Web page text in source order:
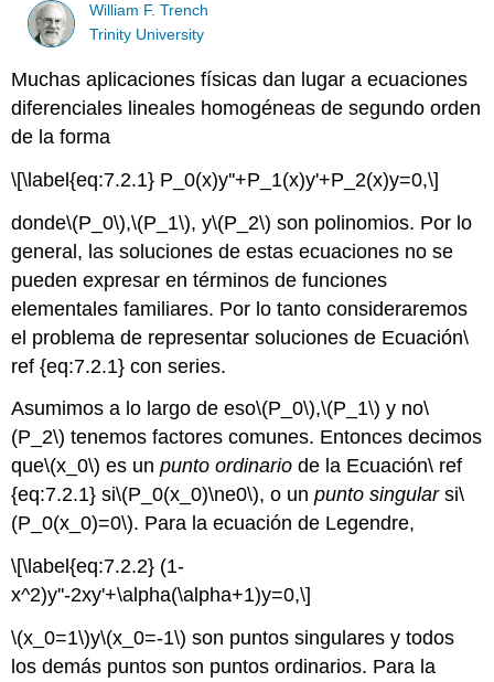
William F. Trench
Trinity University
Muchas aplicaciones físicas dan lugar a ecuaciones
diferenciales lineales homogéneas de segundo orden
de la forma
\[\label{eq:7.2.1} P_0(x)y''+P_1(x)y'+P_2(x)y=0,\]
donde\(P_0\),\(P_1\), y\(P_2\) son polinomios. Por lo
general, las soluciones de estas ecuaciones no se
pueden expresar en términos de funciones
elementales familiares. Por lo tanto consideraremos
el problema de representar soluciones de Ecuación\
ref {eq:7.2.1} con series.
Asumimos a lo largo de eso\(P_0\),\(P_1\) y no\
(P_2\) tenemos factores comunes. Entonces decimos
que\(x_0\) es unpunto ordinario de la Ecuación\ ref
{eq:7.2.1} si\(P_0(x_0)\ne0\), o unpunto singularsi\
(P_0(x_0)=0\). Para la ecuación de Legendre,
\[\label{eq:7.2.2} (1-
x^2)y''-2xy'+\alpha(\alpha+1)y=0,\]
\(x_0=1\)y\(x_0=-1\) son puntos singulares y todos
los demás puntos son puntos ordinarios. Para la